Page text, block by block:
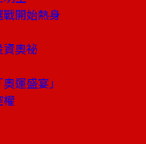
開始熱身
奧祕
運盛宴」
權